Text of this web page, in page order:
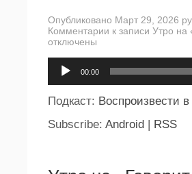
Опубликовано Март 29, 2026
Комментарии к записи Утро
отключены
00:00
Подкаст: Воспроизвести
Subscribe: Android RSS